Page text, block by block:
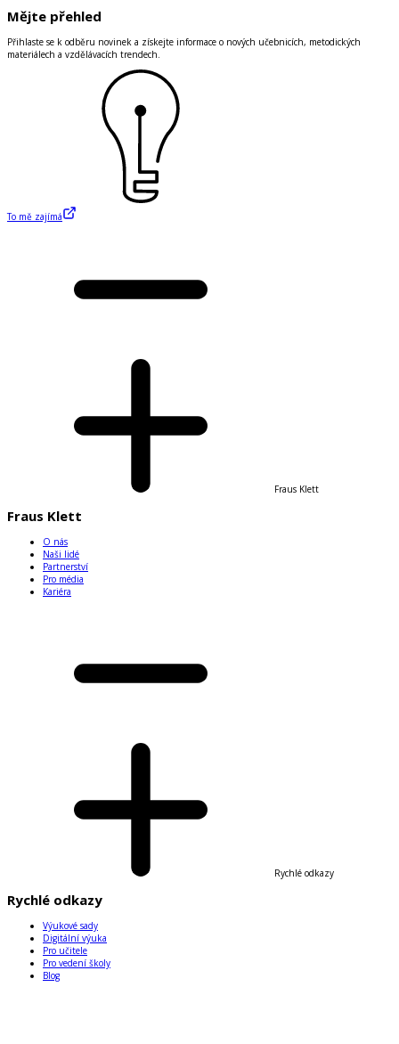
Mějte přehled
Přihlaste se k odběru novinek a získejte informace o nových učebnicích, metodických
materiálech a vzdělávacích trendech.
To mě zajímá
Fraus Klett
Fraus Klett
O nás
Naši lidé
Partnerství
Pro média
Kariéra
Rychlé odkazy
Rychlé odkazy
Výukové sady
Digitální výuka
Pro učitele
Pro vedení školy
Blog